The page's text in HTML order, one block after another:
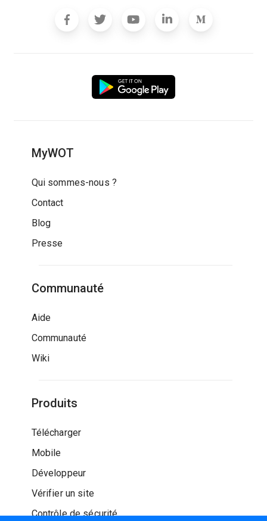
MyWOT
Qui sommes-nous ?
Contact
Blog
Presse
Communauté
Aide
Communauté
Wiki
Produits
Télécharger
Mobile
Développeur
Vérifier un site
Contrôle de sécurité